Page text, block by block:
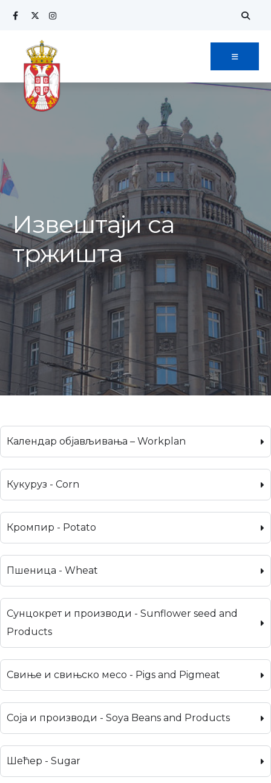
Извештаји са
тржишта
Календар објављивања – Workplan
Кукуруз - Corn
Кромпир - Potato
Пшеница - Wheat
Сунцокрет и производи - Sunflower seed and
Products
Свиње и свињско месо - Pigs and Pigmeat
Соја и производи - Soya Beans and Products
Шећер - Sugar